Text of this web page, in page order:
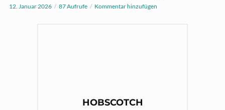
12. Januar 2026 87 Aufrufe Kommentar hinzufügen
HOBSCOTCH